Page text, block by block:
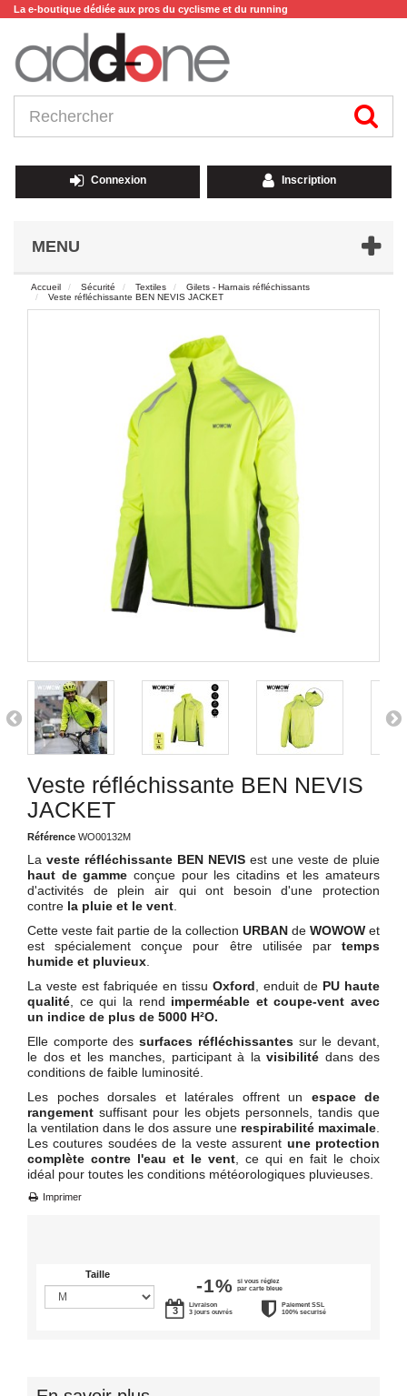
La e-boutique dédiée aux pros du cyclisme et du running
Connexion Inscription
MENU
Accueil Sécurité Textiles
Gilets - Harnais réfléchissants
Veste réfléchissante BEN NEVIS JACKET
Veste réfléchissante BEN NEVIS
JACKET
Référence WO00132M
La veste réfléchissante BEN NEVIS est une veste de pluie
haut de gamme conçue pour les citadins et les amateurs
d'activités de plein air qui ont besoin d'une protection
contre la pluie et le vent
Cette veste fait partie de la collection URBAN de WOWOW et
est spécialement conçue pour être utilisée par temps
humide et pluvieux
La veste est fabriquée en tissu Oxford , enduit de PU haute
qualité , ce qui la rend imperméable et coupe-vent avec
un indice de plus de 5000 H²O.
Elle comporte dessurfaces réfléchissantessur le devant,
le dos et les manches, participant à la visibilité dans des
conditions de faible luminosité.
Les poches dorsales et latérales offrent un espace de
rangement suffisant pour les objets personnels, tandis que
la ventilation dans le dos assure une respirabilité maximale
Les coutures soudées de la veste assurent une protection
complète contre l'eau et le vent , ce qui en fait le choix
idéal pour toutes les conditions météorologiques pluvieuses.
Imprimer
Taille
-1%
si vous réglez
par carte bleue
Livraison
3 jours ouvrés
Paiement SSL
100% securisé